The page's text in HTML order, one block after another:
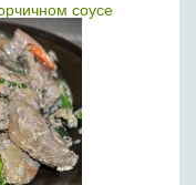
соусе